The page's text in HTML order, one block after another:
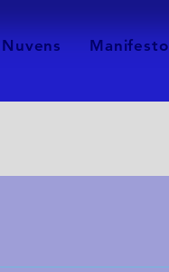
Nuvens Manifesto